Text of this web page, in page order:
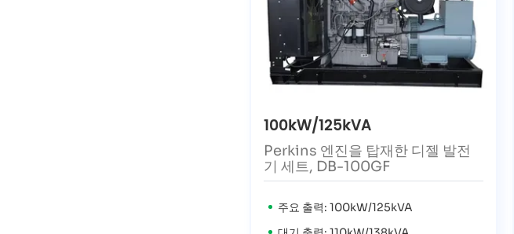
100kW/125kVA
Perkins 엔진을 탑재한 디젤 발전
기 세트, DB-100GF
주요 출력: 100kW/125kVA